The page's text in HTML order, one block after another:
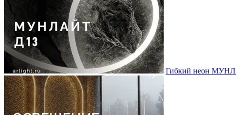
Гибкий неон